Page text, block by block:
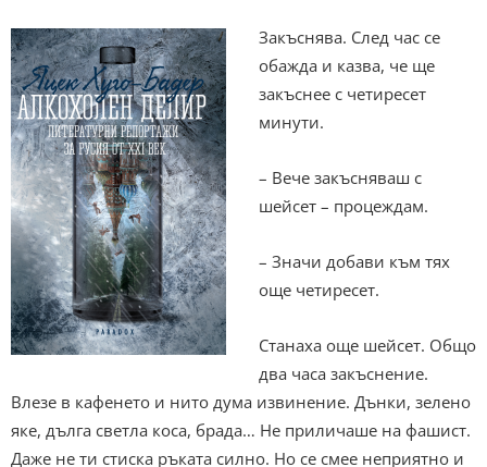
Закъснява. След час се
обажда и казва, че ще
закъснее с четиресет
минути.
– Вече закъсняваш с
шейсет – процеждам.
– Значи добави към тях
още четиресет.
Станаха още шейсет. Общо
два часа закъснение.
Влезе в кафенето и нито дума извинение. Дънки, зелено
яке, дълга светла коса, брада… Не приличаше на фашист.
Даже не ти стиска ръката силно. Но се смее неприятно и